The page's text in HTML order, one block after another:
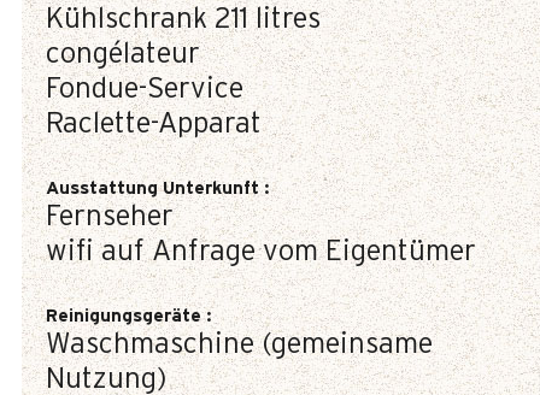
Kühlschrank 211 litres
congélateur
Fondue-Service
Raclette-Apparat
Ausstattung Unterkunft:
Fernseher
wifi auf Anfrage vom Eigentümer
Reinigungsgeräte:
Waschmaschine (gemeinsame
Nutzung)